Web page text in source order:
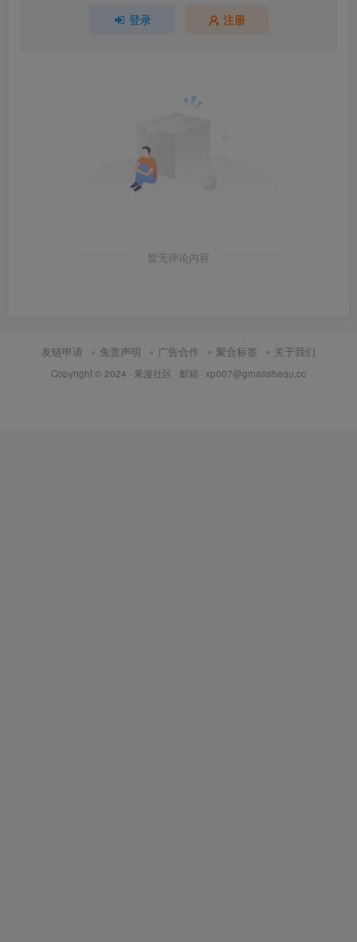
登录 注册
暂无评论内容
友链申请 免责声明 广告合作 聚合标签 关于我们
Copyright © 2024 · 果漫社区 · 邮箱 · xp007@gmanshequ.cc